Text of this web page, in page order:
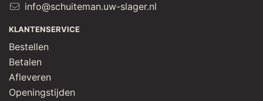
info@schuiteman.uw-slager.nl
KLANTENSERVICE
Bestellen
Betalen
Afleveren
Openingstijden